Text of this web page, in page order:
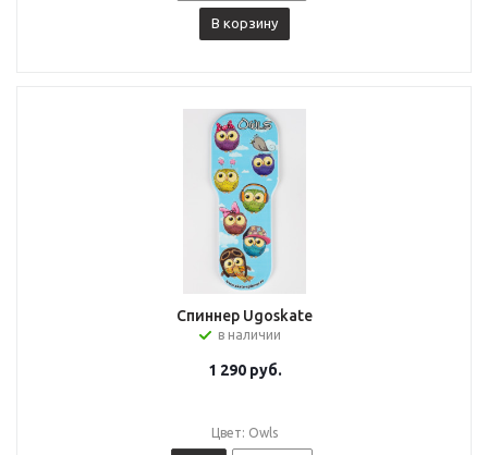
В корзину
Спиннер Ugoskate
в наличии
1 290руб.
Цвет: Owls